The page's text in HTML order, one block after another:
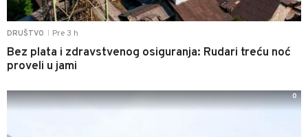
DRUŠTVO Pre 3 h
Bez plata i zdravstvenog osiguranja: Rudari treću noć
proveli u jami
0